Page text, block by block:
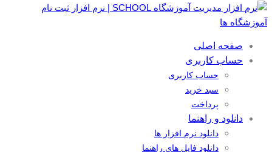
صفحه اصلی
حساب کاربری
حساب کاربری
سبد خرید
پرداخت
دانلود و راهنما
دانلود نرم افزار ها
دانلود فایل های راهنما